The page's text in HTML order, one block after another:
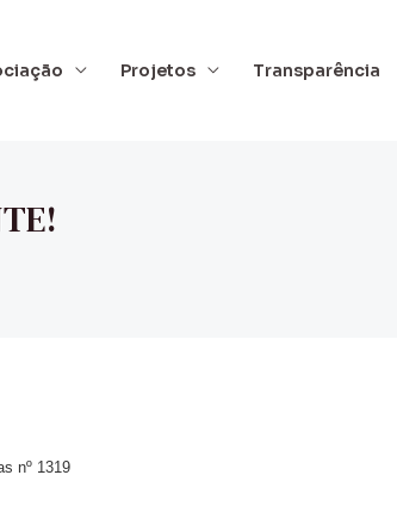
Projetos Transparência
nº 1319